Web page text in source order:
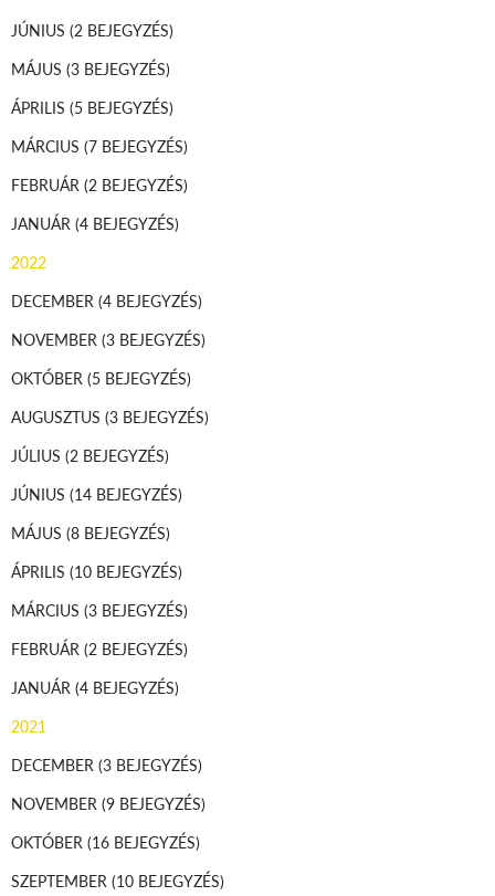
JÚNIUS (2 BEJEGYZÉS)
MÁJUS (3 BEJEGYZÉS)
ÁPRILIS (5 BEJEGYZÉS)
MÁRCIUS (7 BEJEGYZÉS)
FEBRUÁR (2 BEJEGYZÉS)
JANUÁR (4 BEJEGYZÉS)
2022
DECEMBER (4 BEJEGYZÉS)
NOVEMBER (3 BEJEGYZÉS)
OKTÓBER (5 BEJEGYZÉS)
AUGUSZTUS (3 BEJEGYZÉS)
JÚLIUS (2 BEJEGYZÉS)
JÚNIUS (14 BEJEGYZÉS)
MÁJUS (8 BEJEGYZÉS)
ÁPRILIS (10 BEJEGYZÉS)
MÁRCIUS (3 BEJEGYZÉS)
FEBRUÁR (2 BEJEGYZÉS)
JANUÁR (4 BEJEGYZÉS)
2021
DECEMBER (3 BEJEGYZÉS)
NOVEMBER (9 BEJEGYZÉS)
OKTÓBER (16 BEJEGYZÉS)
SZEPTEMBER (10 BEJEGYZÉS)